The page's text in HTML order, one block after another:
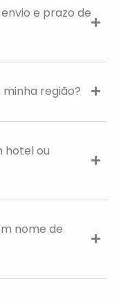
e prazo de
região?
hotel ou
nome de